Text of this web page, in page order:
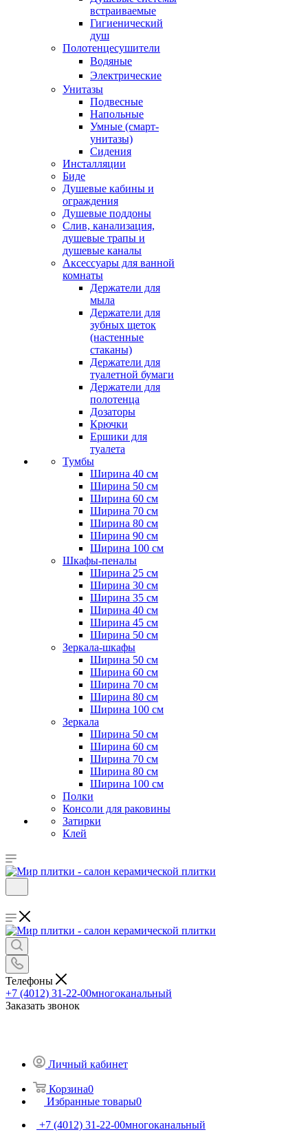
встраиваемые
Гигиенический
душ
Полотенцесушители
ㅤВодяные
ㅤЭлектрические
Унитазы
Подвесные
Напольные
Умные (смарт-
унитазы)
Сидения
Инсталляции
Биде
Душевые кабины и
ограждения
Душевые поддоны
Слив, канализация,
душевые трапы и
душевые каналы
Аксессуары для ванной
комнаты
Держатели для
мыла
Держатели для
зубных щеток
(настенные
стаканы)
Держатели для
туалетной бумаги
Держатели для
полотенца
Дозаторы
Крючки
Ершики для
туалета
Тумбы
Ширина 40 см
Ширина 50 см
Ширина 60 см
Ширина 70 см
Ширина 80 см
Ширина 90 см
Ширина 100 см
Шкафы-пеналы
Ширина 25 см
Ширина 30 см
Ширина 35 см
Ширина 40 см
Ширина 45 см
Ширина 50 см
Зеркала-шкафы
Ширина 50 см
Ширина 60 см
Ширина 70 см
Ширина 80 см
Ширина 100 см
Зеркала
Ширина 50 см
Ширина 60 см
Ширина 70 см
Ширина 80 см
Ширина 100 см
Полки
Консоли для раковины
Затирки
Клей
Телефоны
+7 (4012) 31-22-00многоканальный
Заказать звонок
Личный кабинет
Корзина0
Избранные товары0
+7 (4012) 31-22-00многоканальный